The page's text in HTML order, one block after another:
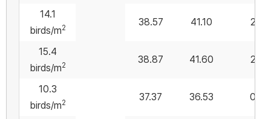
14.1
birds/m2 38.57 41.10 2.53
15.4
birds/m2 38.87 41.60 2.73
10.3
birds/m2 37.37 36.53 0.83